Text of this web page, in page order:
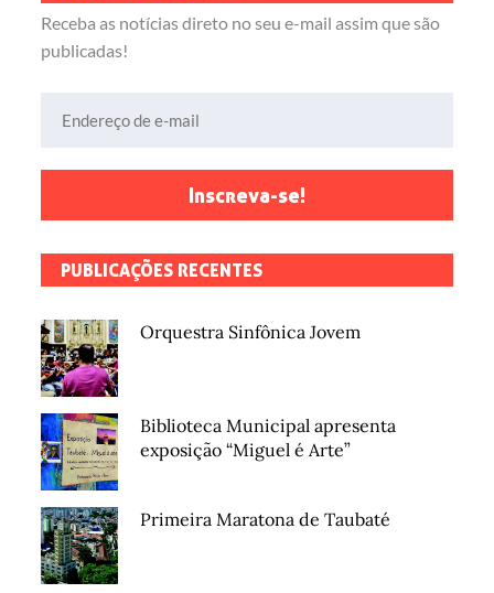
Receba as notícias direto no seu e-mail assim que são
publicadas!
Inscreva-se!
PUBLICAÇÕES RECENTES
Orquestra Sinfônica Jovem
Biblioteca Municipal apresenta
exposição “Miguel é Arte”
Primeira Maratona de Taubaté